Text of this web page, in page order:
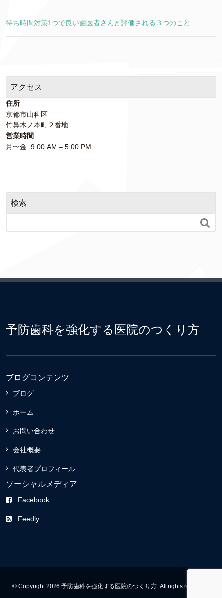
待ち時間対策1つで良い歯医者さんと評価される３つのこと
アクセス
住所
京都市山科区
竹鼻木ノ本町２番地
営業時間
月〜金: 9:00 AM – 5:00 PM
検索

予防歯科を強化する医院のつくり方
ブログコンテンツ
ブログ
ホーム
お問い合わせ
会社概要
代表者プロフィール
ソーシャルメディア
Facebook
Feedly
© Copyright 2026 予防歯科を強化する医院のつくり方. All rights reserved.